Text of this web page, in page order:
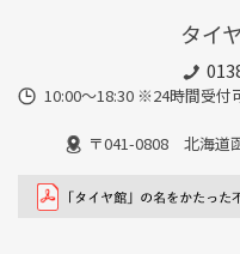
タイ
10:00～18:30 ※24時間受付
〒041-0808 北海道